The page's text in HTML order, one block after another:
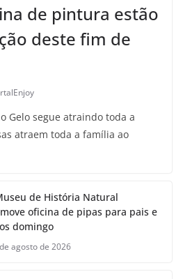
de pintura estão
deste fim de
Gelo segue atraindo toda a
atraem toda a família ao
de História Natural
oficina de pipas para pais e
domingo
agosto de 2026